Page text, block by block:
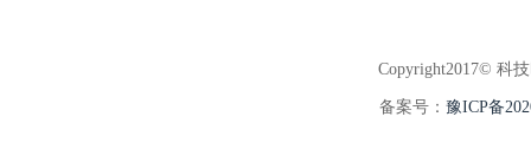
Copyright2017© 科
备案号： 豫ICP备